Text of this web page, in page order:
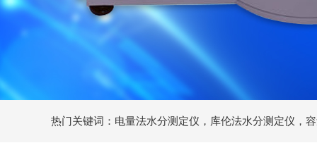
热门关键词：电量法水分测定仪，库伦法水分测定仪，